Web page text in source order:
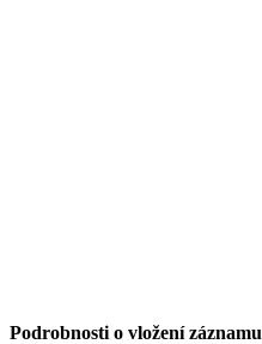
Podrobnosti o vložení záznamu